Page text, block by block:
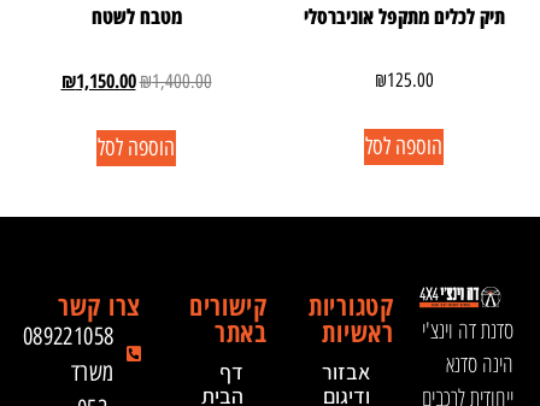
תיק לכלים מתקפל אוניברסלי
₪125.00
הוספה לסל
מטבח לשטח
₪1,400.00
₪1,150.00
הוספה לסל
סדנת דה וינצ'י
הינה סדנא
ייחודית לרכבים
קטגוריות
ראשיות
אבזור
ודיגום
קישורים
באתר
דף
הבית
צרו קשר
089221058
משרד